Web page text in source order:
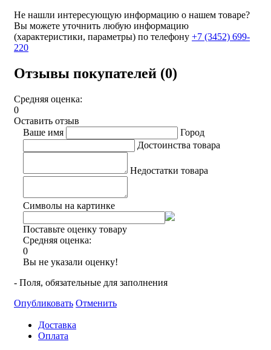
Не нашли интересующую информацию о нашем товаре?
Вы можете уточнить любую информацию
(характеристики, параметры) по телефону +7 (3452) 699-
220
Отзывы покупателей (0)
Средняя оценка:
0
Оставить отзыв
Ваше имя
Город
Достоинства товара
Недостатки товара
Символы на картинке
Поставьте оценку товару
Средняя оценка:
0
Вы не указали оценку!
- Поля, обязательные для заполнения
Опубликовать Отменить
Доставка
Оплата